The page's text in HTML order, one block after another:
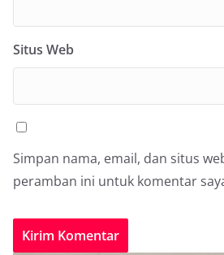
Situs Web
Simpan nama, email, dan situs
peramban ini untuk komentar